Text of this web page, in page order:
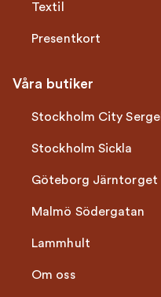
Textil
Presentkort
Våra butiker
Stockholm City Sergel
Stockholm Sickla
Göteborg Järntorget
Malmö Södergatan
Lammhult
Om oss